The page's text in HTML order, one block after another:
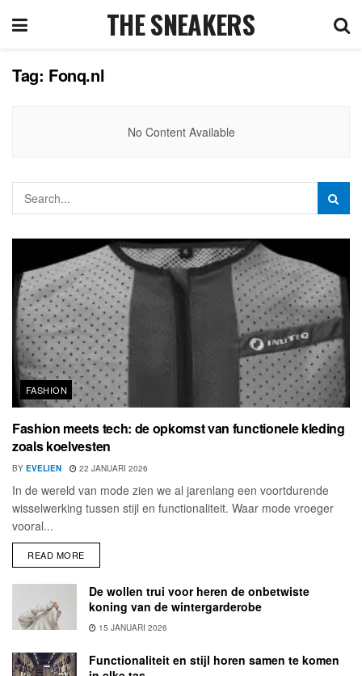
THE SNEAKERS
Tag: Fonq.nl
No Content Available
FASHION
Fashion meets tech: de opkomst van functionele kleding
zoals koelvesten
BY EVELIEN 22 JANUARI 2026
In de wereld van mode zien we al jarenlang een voortdurende
wisselwerking tussen stijl en functionaliteit. Waar mode vroeger
vooral...
READ MORE
De wollen trui voor heren de onbetwiste
koning van de wintergarderobe
15 JANUARI 2026
Functionaliteit en stijl horen samen te komen